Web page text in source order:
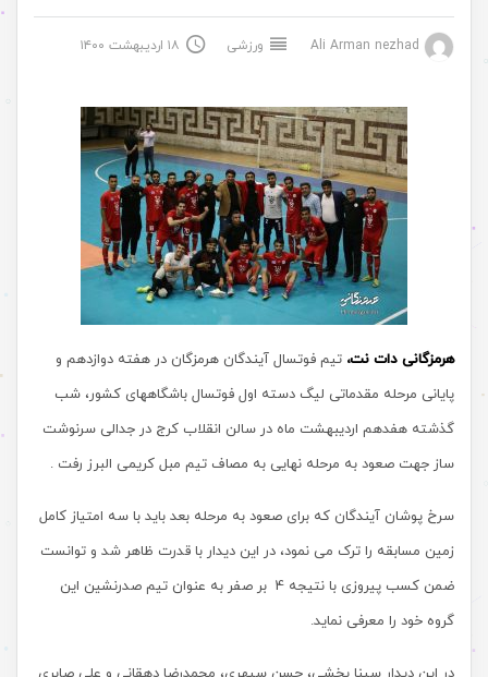
ورزشی ۱۸ اردیبهشت ۱۴۰۰
هرمزگانی دات نت، تیم فوتسال آیندگان هرمزگان در هفته دوازدهم و
پایانی مرحله مقدماتی لیگ دسته اول فوتسال باشگاههای کشور، شب
گذشته هفدهم اردیبهشت ماه در سالن انقلاب کرج در جدالی سرنوشت
ساز جهت صعود به مرحله نهایی به مصاف تیم مبل کریمی البرز رفت .
سرخ پوشان آیندگان که برای صعود به مرحله بعد باید با سه امتیاز کامل
زمین مسابقه را ترک می نمود، در این دیدار با قدرت ظاهر شد و توانست
ضمن کسب پیروزی با نتیجه 4 بر صفر به عنوان تیم صدرنشین این
گروه خود را معرفی نماید.